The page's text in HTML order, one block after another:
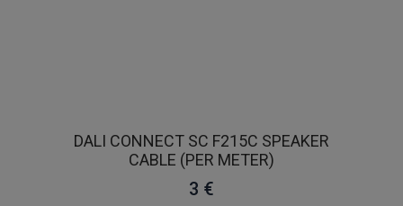
DALI CONNECT SC F215C SPEAKER
CABLE (PER METER)
3 €